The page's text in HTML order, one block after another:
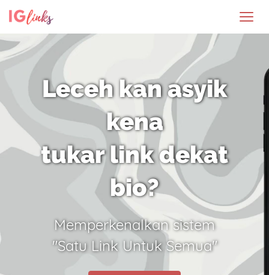
Leceh kan asyik
kena
tukar link dekat
bio?
Memperkenalkan sistem
"Satu Link Untuk Semua"